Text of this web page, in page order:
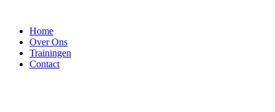
Home
Over Ons
Trainingen
Contact